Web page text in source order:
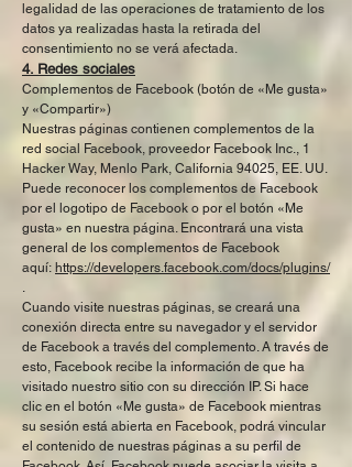
legalidad de las operaciones de tratamiento de los
datos ya realizadas hasta la retirada del
consentimiento no se verá afectada.
4. Redes sociales
Complementos de Facebook (botón de «Me gusta»
y «Compartir»)
Nuestras páginas contienen complementos de la
red social Facebook, proveedor Facebook Inc., 1
Hacker Way, Menlo Park, California 94025, EE. UU.
Puede reconocer los complementos de Facebook
por el logotipo de Facebook o por el botón «Me
gusta» en nuestra página. Encontrará una vista
general de los complementos de Facebook
aquí: https://developers.facebook.com/docs/plugins/
.
Cuando visite nuestras páginas, se creará una
conexión directa entre su navegador y el servidor
de Facebook a través del complemento. A través de
esto, Facebook recibe la información de que ha
visitado nuestro sitio con su dirección IP. Si hace
clic en el botón «Me gusta» de Facebook mientras
su sesión está abierta en Facebook, podrá vincular
el contenido de nuestras páginas a su perfil de